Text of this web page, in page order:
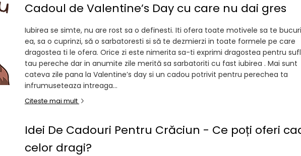
Cadoul de Valentine’s Day cu care nu dai gres
Iubirea se simte, nu are rost sa o definesti. Iti ofera toate motivele sa te
ea, sa o cuprinzi, să o sarbatoresti si să te dezmierzi in toate formele pe care
dragostea ti le ofera. Orice zi este nimerita sa-ti exprimi dragostea pentru
tau pereche dar in anumite zile merită sa sarbatoriti cu fast iubirea . Mai sunt
cateva zile pana la Valentine’s day si un cadou potrivit pentru perechea ta
infrumuseteaza intreaga...
Citeste mai mult
Idei De Cadouri Pentru Crăciun - Ce poți oferi
celor dragi?